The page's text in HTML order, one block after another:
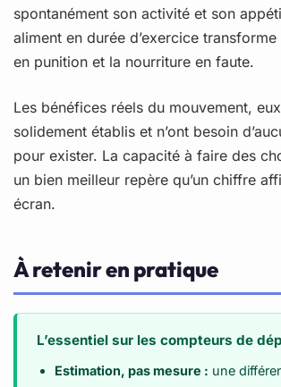
spontanément son activité et son
aliment en durée d’exercice
en punition et la nourriture en faute.
Les bénéfices réels du mouvement,
solidement établis et n’ont besoin
pour exister. La capacité à faire des
un bien meilleur repère qu’un chiffre
écran.
À retenir en pratique
L’essentiel sur les compteurs de
Estimation, pas mesure : une